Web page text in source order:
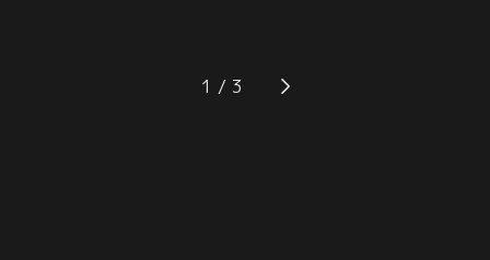
かを察した経営者・チビ太が彼に語
るのは？「恋する十四松」どんなと
（？）、この窮地を救う驚きの方法
が！？チビ太とともに商売を再開さ
1